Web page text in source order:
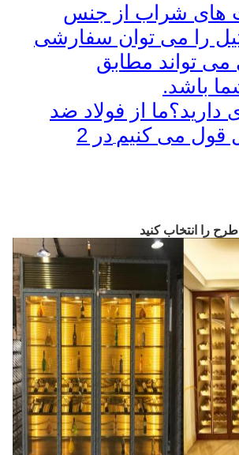
های شراب از جنس
را می توان سفارشی
تواند مطابق
باشد.
دارید؟ما از فولاد ضد
در 2